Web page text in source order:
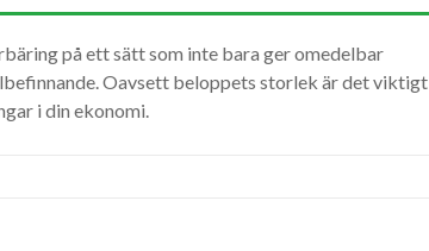
på ett sätt som inte bara ger omedelbar
Oavsett beloppets storlek är det viktigt
i din ekonomi.